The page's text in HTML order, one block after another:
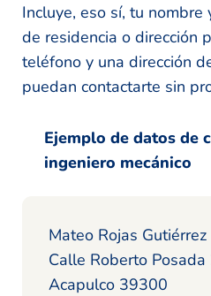
Incluye, eso sí, tu
de residencia o dirección
teléfono y una dirección
puedan contactarte sin
Ejemplo de datos de
ingeniero mecánico
Mateo Rojas Gutiérrez
Calle Roberto Posada
Acapulco 39300